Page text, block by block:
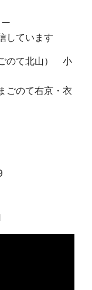
しています
のて北山） 小
ごのて右京・衣